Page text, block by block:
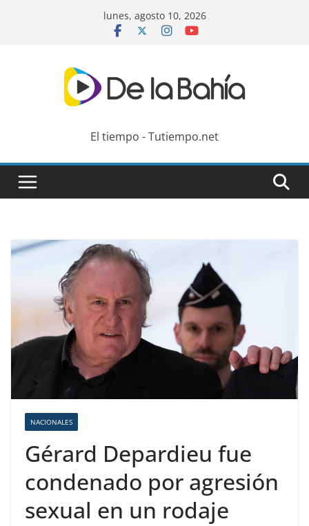
lunes, agosto 10, 2026
El tiempo - Tutiempo.net
NACIONALES
Gérard Depardieu fue
condenado por agresión
sexual en un rodaje